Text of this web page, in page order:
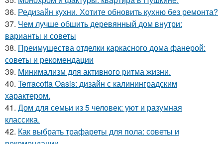
36. Редизайн кухни. Хотите обновить кухню без ремонта?
37. Чем лучше обшить деревянный дом внутри:
варианты и советы
38. Преимущества отделки каркасного дома фанерой:
советы и рекомендации
39. Минимализм для активного ритма жизни.
40. Terracotta Oasis: дизайн с калининградским
характером.
41. Дом для семьи из 5 человек: уют и разумная
классика.
42. Как выбрать трафареты для пола: советы и